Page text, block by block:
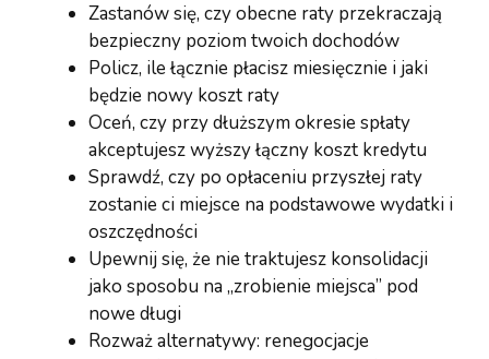
Zastanów się, czy obecne raty przekraczają
bezpieczny poziom twoich dochodów
Policz, ile łącznie płacisz miesięcznie i jaki
będzie nowy koszt raty
Oceń, czy przy dłuższym okresie spłaty
akceptujesz wyższy łączny koszt kredytu
Sprawdź, czy po opłaceniu przyszłej raty
zostanie ci miejsce na podstawowe wydatki i
oszczędności
Upewnij się, że nie traktujesz konsolidacji
jako sposobu na „zrobienie miejsca” pod
nowe długi
Rozważ alternatywy: renegocjacje